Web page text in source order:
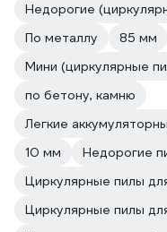
Недорогие
По металлу
85 мм
Мини (циркулярные
по бетону, камню
Легкие
10 мм
Недорогие
Циркулярные пилы
Циркулярные пилы